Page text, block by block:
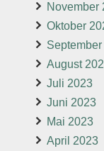
November
Oktober
August
Juli 2023
Juni 2023
Mai 2023
April 2023